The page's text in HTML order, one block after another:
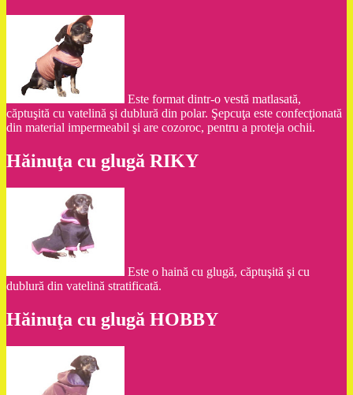
Este format dintr-o vestă matlasată,
căptuşită cu vatelină şi dublură din polar. Şepcuţa este confecţionată
din material impermeabil şi are cozoroc, pentru a proteja ochii.
Hăinuţa cu glugă RIKY
Este o haină cu glugă, căptuşită şi cu
dublură din vatelină stratificată.
Hăinuţa cu glugă HOBBY